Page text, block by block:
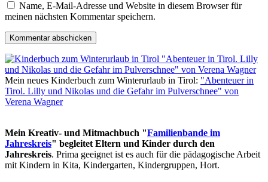
Name, E-Mail-Adresse und Website in diesem Browser für
meinen nächsten Kommentar speichern.
Mein neues Kinderbuch zum Winterurlaub in Tirol: "Abenteuer in
Tirol. Lilly und Nikolas und die Gefahr im Pulverschnee" von
Verena Wagner
Mein Kreativ- und Mitmachbuch "Familienbande im
Jahreskreis" begleitet Eltern und Kinder durch den
Jahreskreis. Prima geeignet ist es auch für die pädagogische Arbeit
mit Kindern in Kita, Kindergarten, Kindergruppen, Hort.